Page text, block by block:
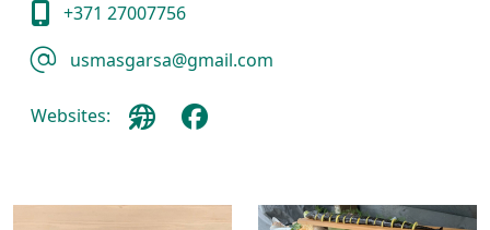
+371 27007756
usmasgarsa@gmail.com
Websites: